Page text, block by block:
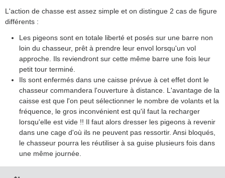
L'action de chasse est assez simple et on distingue 2 cas de figure
différents :
Les pigeons sont en totale liberté et posés sur une barre non
loin du chasseur, prêt à prendre leur envol lorsqu'un vol
approche. Ils reviendront sur cette même barre une fois leur
petit tour terminé.
Ils sont enfermés dans une caisse prévue à cet effet dont le
chasseur commandera l'ouverture à distance. L'avantage de la
caisse est que l'on peut sélectionner le nombre de volants et la
fréquence, le gros inconvénient est qu'il faut la recharger
lorsqu'elle est vide !! Il faut alors dresser les pigeons à revenir
dans une cage d'où ils ne peuvent pas ressortir. Ansi bloqués,
le chasseur pourra les réutiliser à sa guise plusieurs fois dans
une même journée.